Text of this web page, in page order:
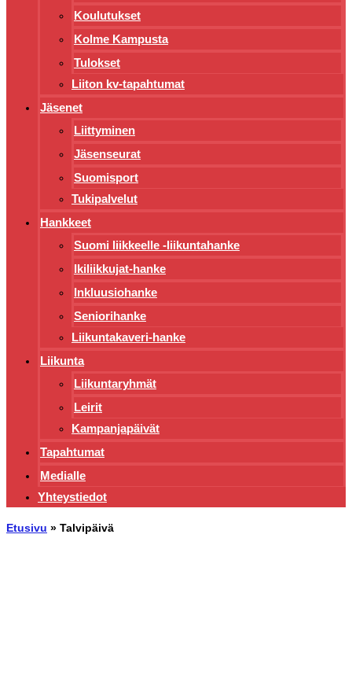
Koulutukset
Kolme Kampusta
Tulokset
Liiton kv-tapahtumat
Jäsenet
Liittyminen
Jäsenseurat
Suomisport
Tukipalvelut
Hankkeet
Suomi liikkeelle -liikuntahanke
Ikiliikkujat-hanke
Inkluusiohanke
Seniorihanke
Liikuntakaveri-hanke
Liikunta
Liikuntaryhmät
Leirit
Kampanjapäivät
Tapahtumat
Medialle
Yhteystiedot
Etusivu » Talvipäivä